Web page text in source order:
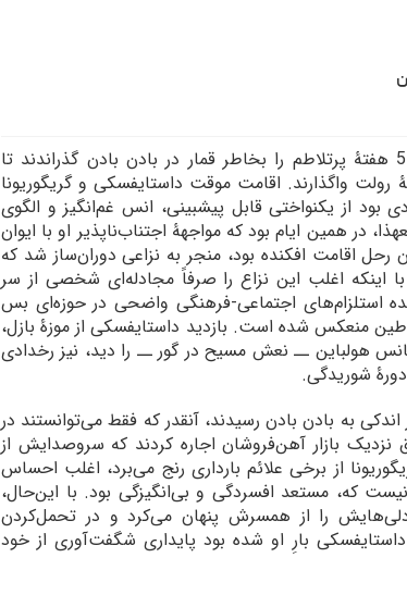
فیودور داستایفسکی و آنا گریگوریِونا 5 هفتۀ پرتلاطم را بخاطر قمار در بادن بادن گذراندند تا
رولت واگذارند. اقامت موقت داستایفسکی و گریگوریونا
بود از یکنواختی قابل پیشبینی، انس غم‌انگیز و الگوی
در همین ایام بود که مواجهۀ اجتناب‌ناپذیر او با ایوان
رحل اقامت افکنده بود، منجر به نزاعی دوران‌ساز شد که
اینکه اغلب این نزاع را صرفاً مجادله‌ای شخصی از سر
استلزام‌های اجتماعی-فرهنگی واضحی در حوزه‌ای بس
منعکس شده است. بازدید داستایفسکی از موزۀ بازل،
هولباین ــ نعش مسیح در گور ــ را دید، نیز رخدادی
شوریدگی.
به بادن بادن رسیدند، آنقدر که فقط می‌توانستند در
بازار آهن‌فروشان اجاره کردند که سروصدایش از
از برخی علائم بارداری رنج می‌برد، اغلب احساس
که، مستعد افسردگی و بی‌انگیزگی بود. با این‌حال،
را از همسرش پنهان می‌کرد و در تحمل‌کردن
بارِ او شده بود پایداری شگفت‌آوری از خود